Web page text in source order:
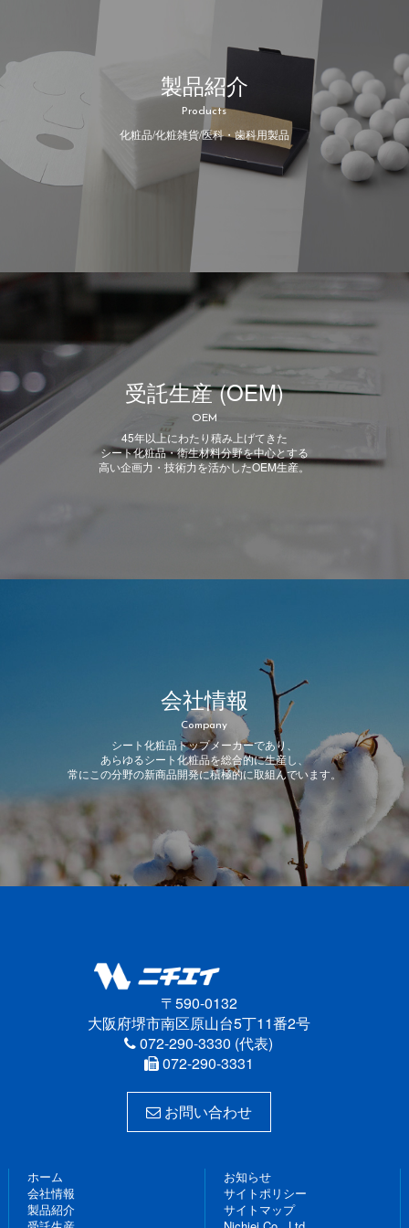
製品紹介
Products
化粧品/化粧雑貨/医科・歯科用製品
受託生産 (OEM)
OEM
45年以上にわたり積み上げてきた
シート化粧品・衛生材料分野を中心とする
高い企画力・技術力を活かしたOEM生産。
会社情報
Company
シート化粧品トップメーカーであり、
あらゆるシート化粧品を総合的に生産し、
常にこの分野の新商品開発に積極的に取組んでいます。
〒590-0132
大阪府堺市南区原山台5丁11番2号
072-290-3330 (代表)
072-290-3331
お問い合わせ
ホーム
会社情報
製品紹介
お知らせ
サイトポリシー
サイトマップ